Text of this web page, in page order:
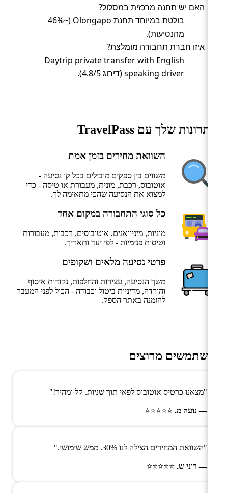
האם יש תחנה מרכזית במסלול?
בולטת במיוחד תחנת Olongapo (~46%
מהנסיעות).
איזו חברת תחבורה מומלצת?
Daytrip private transfer with English
speaking driver (דירוג 4.8/5).
היתרונות שלך עם TravelPass
השוואת מחירים בזמן אמת
משווים בין ספקים מובילים בכל קו נסיעה -
אוטובוס, רכבת, מונית, מעבורת או טיסה - כדי
למצוא את הנסיעה שהכי מתאימה לך.
כל סוגי התחבורה במקום אחד
מוניות, מיניוואנים, אוטובוסים, רכבות, מעבורות
וטיסות פנימיות - לפי יעד ותאריך.
פרטי נסיעה מלאים ושקופים
משך הנסיעה, עצירות והחלפות, נקודות איסוף
והורדה, מדיניות ביטול וכבודה - הכול לפני המעבר
להזמנה באתר הספק.
משתמשים מרוצים
"מצאנו כרטיס אוטובוס לפאי תוך שניות. קל ומהיר!"
— נועה מ. ⭐⭐⭐⭐⭐
"השוואת המחירים הצילה לנו 30%. ממש שימושי."
— רוני ש. ⭐⭐⭐⭐⭐